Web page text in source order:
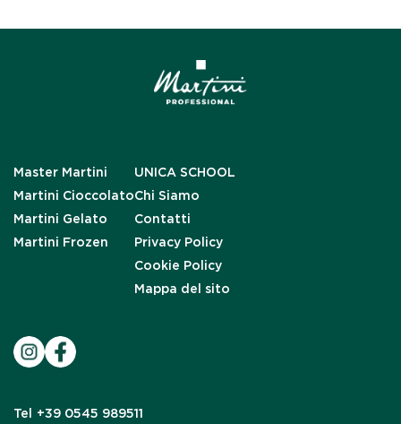
Master Martini
Martini Cioccolato
Martini Gelato
Martini Frozen
UNICA SCHOOL
Chi Siamo
Contatti
Privacy Policy
Cookie Policy
Mappa del sito
Tel
+39 0545 989511